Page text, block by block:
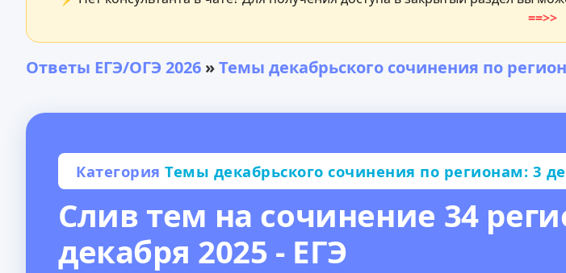
==>>
Ответы ЕГЭ/ОГЭ 2026 »Темы декабрьского сочинения по
Категория Темы декабрьского сочинения по регионам: 3
Слив тем на сочинение 34
декабря 2025 - ЕГЭ